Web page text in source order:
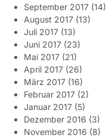
September 2017 (14)
August 2017 (13)
Juli 2017 (13)
Juni 2017 (23)
Mai 2017 (21)
April 2017 (26)
März 2017 (16)
Februar 2017 (2)
Januar 2017 (5)
Dezember 2016 (3)
November 2016 (8)